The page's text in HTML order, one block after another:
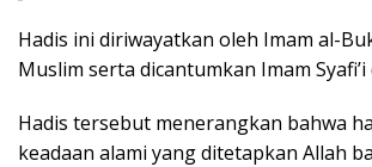
Hadis ini diriwayatkan oleh Imam al-
Muslim serta dicantumkan Imam
Hadis tersebut menerangkan bahwa
keadaan alami yang ditetapkan Allah